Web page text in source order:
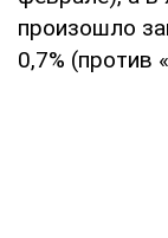
произошло
0,7% (против